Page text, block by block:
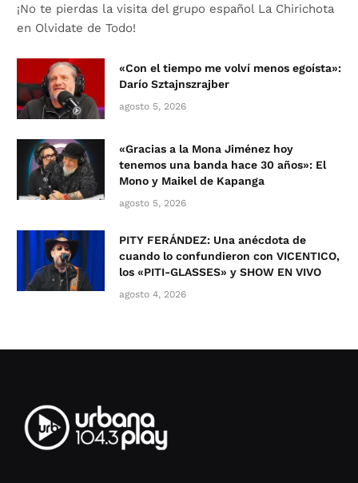
¡No te pierdas la visita del grupo español La Chirichota
en Olvidate de Todo!
«Con el tiempo me volví menos egoísta»:
Darío Sztajnszrajber
agosto 5, 2026
«Gracias a la Mona Jiménez hoy
tenemos una banda hace 30 años»: El
Mono y Maikel de Kapanga
agosto 5, 2026
PITY FERÁNDEZ: Una anécdota de
cuando lo confundieron con VICENTICO,
los «PITI-GLASSES» y SHOW EN VIVO
agosto 4, 2026